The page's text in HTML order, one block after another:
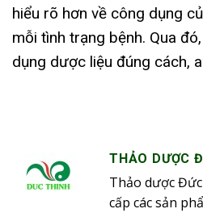
hiểu rõ hơn về công dụng
mỗi tình trạng bệnh. Qua
dụng dược liệu đúng cách,
THẢO DƯỢC
Thảo dược
cấp các sản